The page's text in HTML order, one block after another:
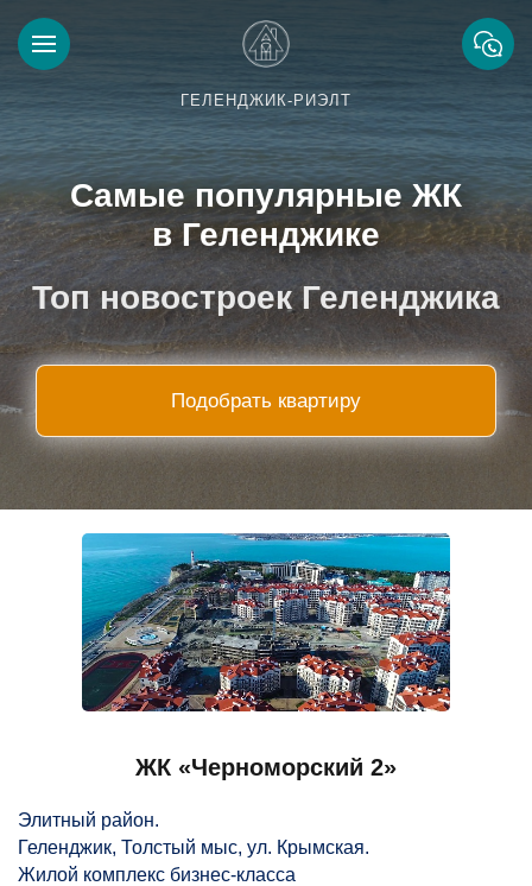
ГЕЛЕНДЖИК-РИЭЛТ
Самые популярные ЖК
в Геленджике
Топ новостроек Геленджика
Подобрать квартиру
ЖК «Черноморский 2»
Элитный район.
Геленджик, Толстый мыс, ул. Крымская.
Жилой комплекс бизнес-класса